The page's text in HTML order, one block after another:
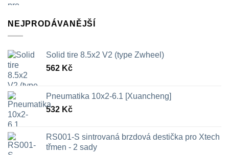
NEJPRODÁVANĚJŠÍ
Solid tire 8.5x2 V2 (type Zwheel)
562 Kč
Pneumatika 10x2-6.1 [Xuancheng]
532 Kč
RS001-S sintrovaná brzdová destička pro Xtech
třmen - 2 sady